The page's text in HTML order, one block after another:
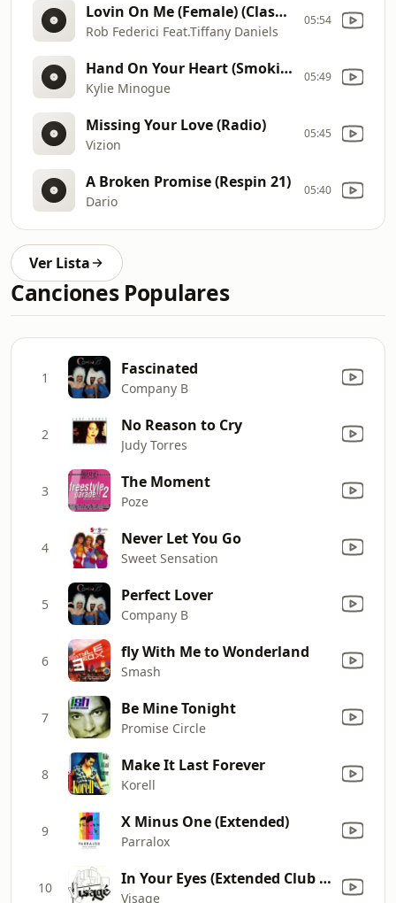
Lovin On Me (Female) (Classic Latin Freestyle Extended Club Version)
Rob Federici Feat.Tiffany Daniels
05:54
Hand On Your Heart (Smokin' Mix)
Kylie Minogue
05:49
Missing Your Love (Radio)
Vizion
05:45
A Broken Promise (Respin 21)
Dario
05:40
Ver Lista
Canciones Populares
1 Fascinated
Company B
2 No Reason to Cry
Judy Torres
3 The Moment
Poze
4 Never Let You Go
Sweet Sensation
5 Perfect Lover
Company B
6 fly With Me to Wonderland
Smash
7 Be Mine Tonight
Promise Circle
8 Make It Last Forever
Korell
9 X Minus One (Extended)
Parralox
10 In Your Eyes (Extended Club Dance Mix)
Visage